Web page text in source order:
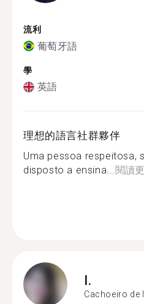
流利
葡萄牙語
學
英語
理想的語言社群夥伴
Uma pessoa respeitosa,
disposto a ensina...閱讀
I.
Cachoeiro de